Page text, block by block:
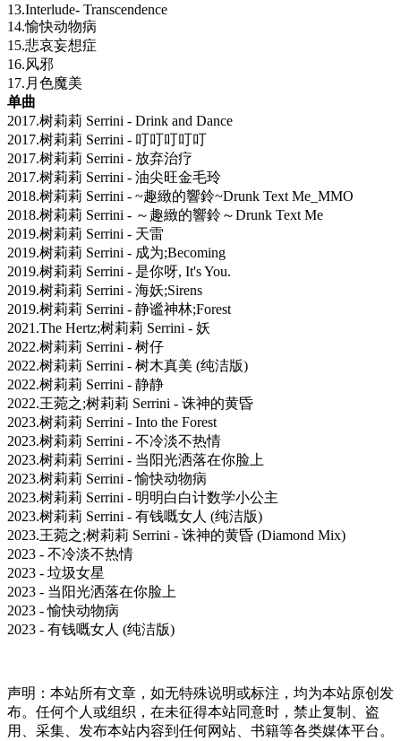
13.Interlude- Transcendence
14.愉快动物病
15.悲哀妄想症
16.风邪
17.月色魔美
单曲
2017.树莉莉 Serrini - Drink and Dance
2017.树莉莉 Serrini - 叮叮叮叮叮
2017.树莉莉 Serrini - 放弃治疗
2017.树莉莉 Serrini - 油尖旺金毛玲
2018.树莉莉 Serrini - ~趣緻的響鈴~Drunk Text Me_MMO
2018.树莉莉 Serrini - ～趣緻的響鈴～Drunk Text Me
2019.树莉莉 Serrini - 天雷
2019.树莉莉 Serrini - 成为;Becoming
2019.树莉莉 Serrini - 是你呀, It's You.
2019.树莉莉 Serrini - 海妖;Sirens
2019.树莉莉 Serrini - 静谧神林;Forest
2021.The Hertz;树莉莉 Serrini - 妖
2022.树莉莉 Serrini - 树仔
2022.树莉莉 Serrini - 树木真美 (纯洁版)
2022.树莉莉 Serrini - 静静
2022.王菀之;树莉莉 Serrini - 诛神的黄昏
2023.树莉莉 Serrini - Into the Forest
2023.树莉莉 Serrini - 不冷淡不热情
2023.树莉莉 Serrini - 当阳光洒落在你脸上
2023.树莉莉 Serrini - 愉快动物病
2023.树莉莉 Serrini - 明明白白计数学小公主
2023.树莉莉 Serrini - 有钱嘅女人 (纯洁版)
2023.王菀之;树莉莉 Serrini - 诛神的黄昏 (Diamond Mix)
2023 - 不冷淡不热情
2023 - 垃圾女星
2023 - 当阳光洒落在你脸上
2023 - 愉快动物病
2023 - 有钱嘅女人 (纯洁版)
声明：本站所有文章，如无特殊说明或标注，均为本站原创发
布。任何个人或组织，在未征得本站同意时，禁止复制、盗
用、采集、发布本站内容到任何网站、书籍等各类媒体平台。